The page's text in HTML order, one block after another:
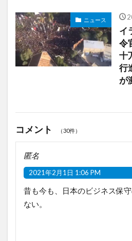
ニュース
イ
令
十
行
が
コメント （30件）
匿名
2021年2月1日 1:06 PM
昔も今も、日本のビジネス保
ない。